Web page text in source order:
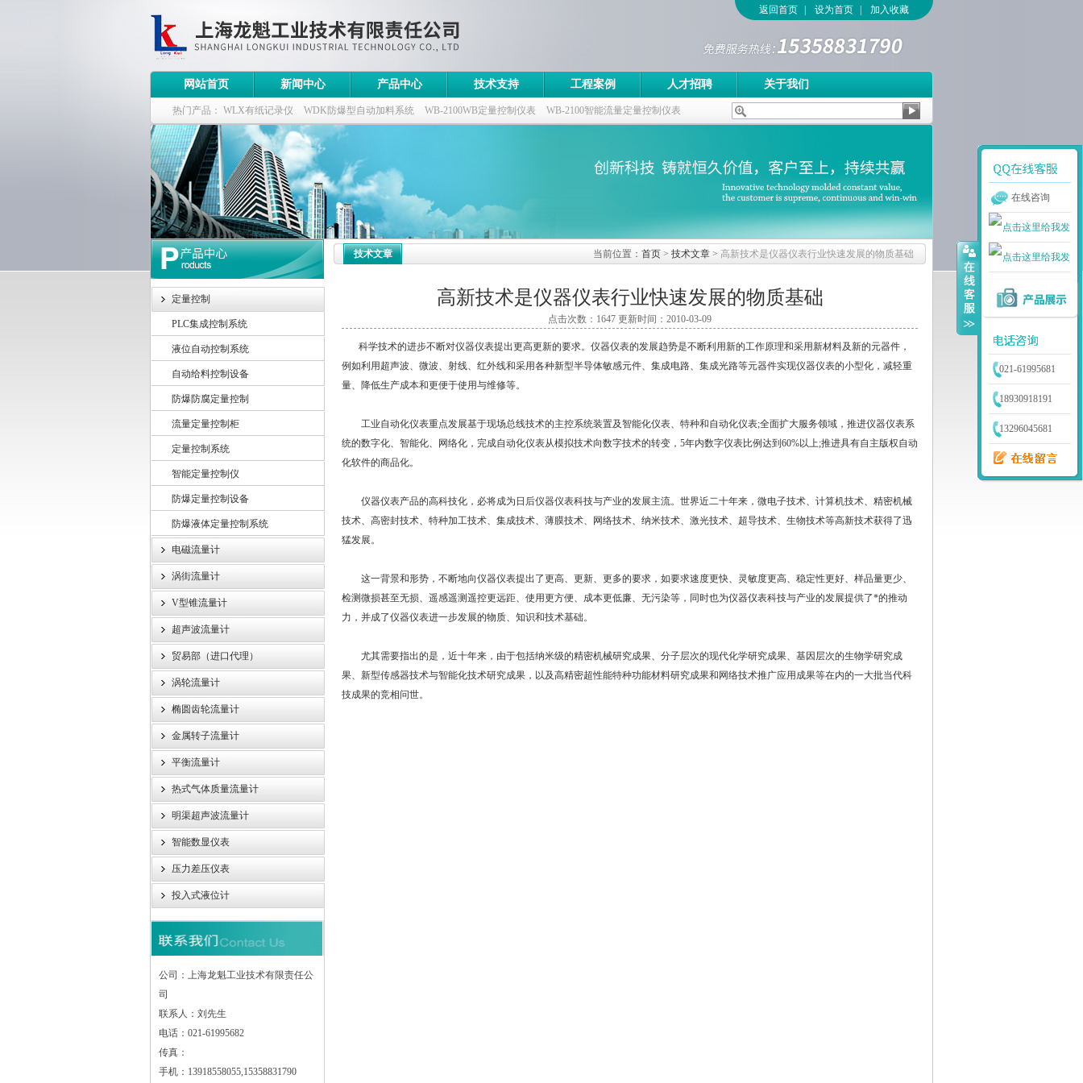
上海龙魁工业技术有限责任公司
返回首页 设为首页 加入收藏
网站首页 新闻中心 产品中心 技术支持 工程案例 人才招聘 关于我们
热门产品： WLX有纸记录仪 WDK防爆型自动加料系统 WB-2100WB定量控制仪表 WB-2100智能流量定量控制仪表
WDK流量定量控制柜 WB-2100定量装车控制仪
定量控制
PLC集成控制系统
液位自动控制系统
自动给料控制设备
防爆防腐定量控制
流量定量控制柜
定量控制系统
智能定量控制仪
防爆定量控制设备
防爆液体定量控制系统
电磁流量计
涡街流量计
V型锥流量计
超声波流量计
贸易部（进口代理）
涡轮流量计
椭圆齿轮流量计
金属转子流量计
平衡流量计
热式气体质量流量计
明渠超声波流量计
智能数显仪表
压力差压仪表
投入式液位计
公司：上海龙魁工业技术有限责任公
司
联系人：刘先生
电话：021-61995682
传真：
手机：13918558055,15358831790
技术文章 当前位置： 首页 > 技术文章 > 高新技术是仪器仪表行业快速发展的物质基础
高新技术是仪器仪表行业快速发展的物质基础
点击次数：1647 更新时间：2010-03-09
科学技术的进步不断对仪器仪表提出更高更新的要求。仪器仪表的发展趋势是不断利用新的工作原理和采用新材料及新的元器件，
例如利用超声波、微波、射线、红外线和采用各种新型半导体敏感元件、集成电路、集成光路等元器件实现仪器仪表的小型化，减轻重
量、降低生产成本和更便于使用与维修等。
工业自动化仪表重点发展基于现场总线技术的主控系统装置及智能化仪表、特种和自动化仪表;全面扩大服务领域，推进仪器仪表系
统的数字化、智能化、网络化，完成自动化仪表从模拟技术向数字技术的转变，5年内数字仪表比例达到60%以上;推进具有自主版权自动
化软件的商品化。
仪器仪表产品的高科技化，必将成为日后仪器仪表科技与产业的发展主流。世界近二十年来，微电子技术、计算机技术、精密机械
技术、高密封技术、特种加工技术、集成技术、薄膜技术、网络技术、纳米技术、激光技术、超导技术、生物技术等高新技术获得了迅
猛发展。
这一背景和形势，不断地向仪器仪表提出了更高、更新、更多的要求，如要求速度更快、灵敏度更高、稳定性更好、样品量更少、
检测微损甚至无损、遥感遥测遥控更远距、使用更方便、成本更低廉、无污染等，同时也为仪器仪表科技与产业的发展提供了*的推动
力，并成了仪器仪表进一步发展的物质、知识和技术基础。
尤其需要指出的是，近十年来，由于包括纳米级的精密机械研究成果、分子层次的现代化学研究成果、基因层次的生物学研究成
果、新型传感器技术与智能化技术研究成果，以及高精密超性能特种功能材料研究成果和网络技术推广应用成果等在内的一大批当代科
技成果的竞相问世。
在线咨询
021-61995681
18930918191
13296045681